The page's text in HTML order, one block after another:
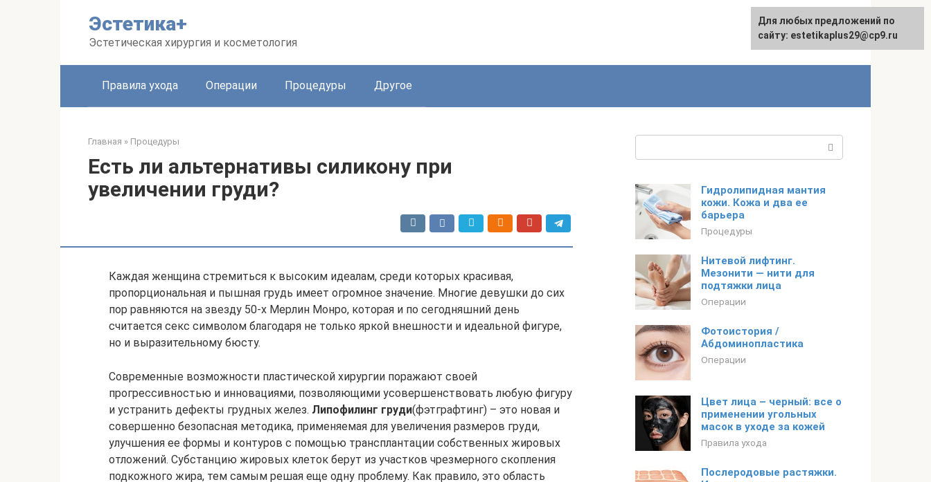
Эстетика+
Эстетическая хирургия и косметология
Правила ухода Операции Процедуры Другое
Главная » Процедуры
Есть ли альтернативы силикону при
увеличении груди?
Каждая женщина стремиться к высоким идеалам, среди которых красивая,
пропорциональная и пышная грудь имеет огромное значение. Многие девушки до сих
пор равняются на звезду 50-х Мерлин Монро, которая и по сегодняшний день
считается секс символом благодаря не только яркой внешности и идеальной фигуре,
но и выразительному бюсту.
Современные возможности пластической хирургии поражают своей
прогрессивностью и инновациями, позволяющими усовершенствовать любую фигуру
и устранить дефекты грудных желез. Липофилинг груди(фэтграфтинг) – это новая и
совершенно безопасная методика, применяемая для увеличения размеров груди,
улучшения ее формы и контуров с помощью трансплантации собственных жировых
отложений. Субстанцию жировых клеток берут из участков чрезмерного скопления
подкожного жира, тем самым решая еще одну проблему. Как правило, это область
Гидролипидная мантия
кожи. Кожа и два ее
барьера
Процедуры
Нитевой лифтинг.
Мезонити — нити для
подтяжки лица
Операции
Фотоистория /
Абдоминопластика
Операции
Цвет лица – черный: все о
применении угольных
масок в уходе за кожей
Правила ухода
Послеродовые растяжки.
Для любых предложений по
сайту: estetikaplus29@cp9.ru